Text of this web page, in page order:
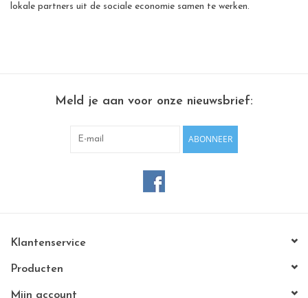
lokale partners uit de sociale economie samen te werken.
Meld je aan voor onze nieuwsbrief:
ABONNEER
Klantenservice
Producten
Mijn account